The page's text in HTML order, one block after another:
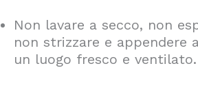
Non lavare a secco, non
non strizzare e appendere
un luogo fresco e ventilato.